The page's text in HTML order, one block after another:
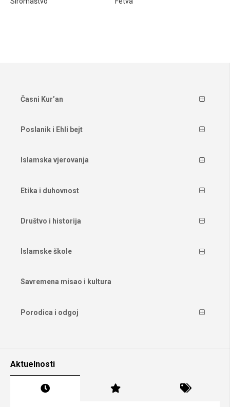
Časni Kur’an
Poslanik i Ehli bejt
Islamska vjerovanja
Etika i duhovnost
Društvo i historija
Islamske škole
Savremena misao i kultura
Porodica i odgoj
Aktuelnosti